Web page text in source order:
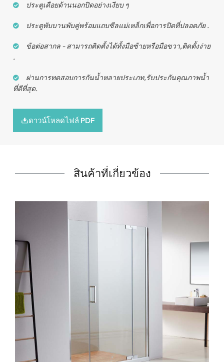
ประตูเดือยด้านนอกปิดอย่างเงียบ ๆ
ประตูพับบานพับคู่พร้อมแถบซีลแม่เหล็กเพื่อการปิดที่ปลอดภัย .
ข้อต่อสากล - สามารถติดตั้งได้ทั้งมือซ้ายหรือมือขวา,ติดตั้งง่าย
.
ผ่านการทดสอบการกันน้ำหลายประเภท,รับประกันคุณภาพน้ำ
ที่ดีที่สุด.
ดาวน์โหลดไฟล์ PDF
สินค้าที่เกี่ยวข้อง